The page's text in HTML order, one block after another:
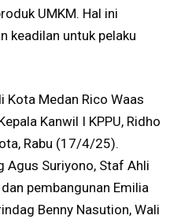
UMKM. Hal ini
keadilan untuk pelaku
Kota Medan Rico Waas
Kanwil I KPPU, Ridho
Rabu (17/4/25).
Agus Suriyono, Staf Ahli
pembangunan Emilia
Benny Nasution, Wali